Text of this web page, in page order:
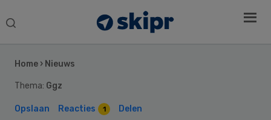
Search
Home › Nieuws
Thema: Ggz
Opslaan Reacties 1 Delen
Sidebar